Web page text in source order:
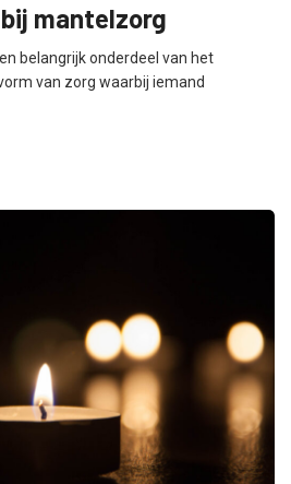
mantelzorg
belangrijk onderdeel van het
van zorg waarbij iemand